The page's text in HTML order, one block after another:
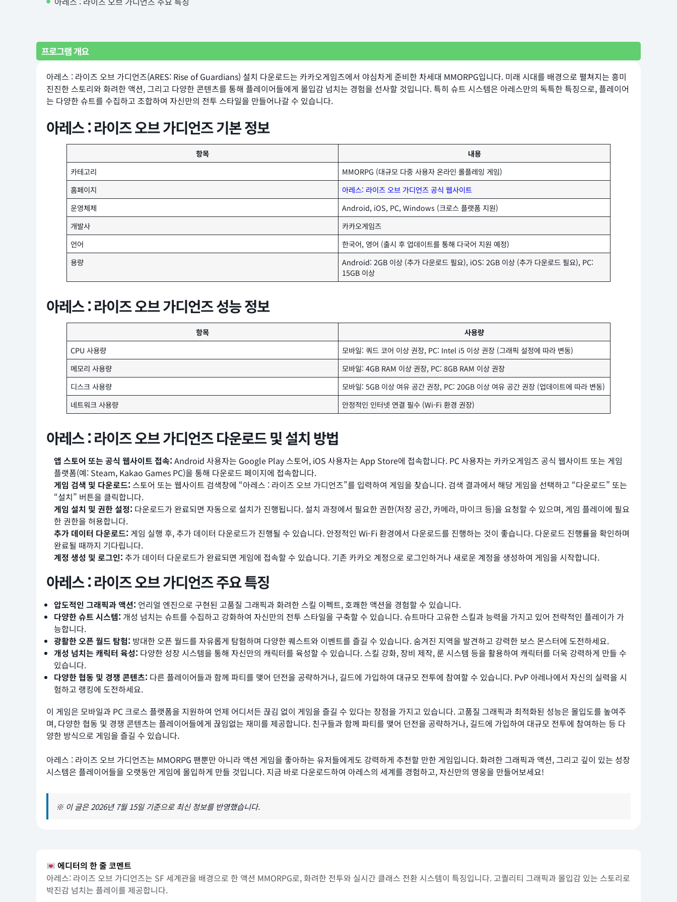
프로그램 개요
아레스 : 라이즈 오브 가디언즈(ARES: Rise of Guardians) 설치 다운로드는 카카오게임즈에서 야심차게 준비한 차세대 MMORPG입니다. 미래 시대를 배경으로 펼쳐지는 흥미
진진한 스토리와 화려한 액션, 그리고 다양한 콘텐츠를 통해 플레이어들에게 몰입감 넘치는 경험을 선사할 것입니다. 특히 슈트 시스템은 아레스만의 독특한 특징으로, 플레이어
는 다양한 슈트를 수집하고 조합하여 자신만의 전투 스타일을 만들어나갈 수 있습니다.
아레스 : 라이즈 오브 가디언즈 기본 정보
항목
내용
카테고리
MMORPG (대규모 다중 사용자 온라인 롤플레잉 게임)
홈페이지
아레스: 라이즈 오브 가디언즈 공식 웹사이트
운영체제
Android, iOS, PC, Windows (크로스 플랫폼 지원)
개발사
카카오게임즈
언어
한국어, 영어 (출시 후 업데이트를 통해 다국어 지원 예정)
용량
Android: 2GB 이상 (추가 다운로드 필요), iOS: 2GB 이상 (추가 다운로드 필요), PC:
15GB 이상
아레스 : 라이즈 오브 가디언즈 성능 정보
항목
사용량
CPU 사용량
모바일: 쿼드 코어 이상 권장, PC: Intel i5 이상 권장 (그래픽 설정에 따라 변동)
메모리 사용량
모바일: 4GB RAM 이상 권장, PC: 8GB RAM 이상 권장
디스크 사용량
모바일: 5GB 이상 여유 공간 권장, PC: 20GB 이상 여유 공간 권장 (업데이트에 따라 변동)
네트워크 사용량
안정적인 인터넷 연결 필수 (Wi-Fi 환경 권장)
아레스 : 라이즈 오브 가디언즈 다운로드 및 설치 방법
앱 스토어 또는 공식 웹사이트 접속: Android 사용자는 Google Play 스토어, iOS 사용자는 App Store에 접속합니다. PC 사용자는 카카오게임즈 공식 웹사이트 또는 게임
플랫폼(예: Steam, Kakao Games PC)을 통해 다운로드 페이지에 접속합니다.
게임 검색 및 다운로드: 스토어 또는 웹사이트 검색창에 “아레스 : 라이즈 오브 가디언즈”를 입력하여 게임을 찾습니다. 검색 결과에서 해당 게임을 선택하고 “다운로드” 또는
“설치” 버튼을 클릭합니다.
게임 설치 및 권한 설정: 다운로드가 완료되면 자동으로 설치가 진행됩니다. 설치 과정에서 필요한 권한(저장 공간, 카메라, 마이크 등)을 요청할 수 있으며, 게임 플레이에 필요
한 권한을 허용합니다.
추가 데이터 다운로드: 게임 실행 후, 추가 데이터 다운로드가 진행될 수 있습니다. 안정적인 Wi-Fi 환경에서 다운로드를 진행하는 것이 좋습니다. 다운로드 진행률을 확인하며
완료될 때까지 기다립니다.
계정 생성 및 로그인: 추가 데이터 다운로드가 완료되면 게임에 접속할 수 있습니다. 기존 카카오 계정으로 로그인하거나 새로운 계정을 생성하여 게임을 시작합니다.
아레스 : 라이즈 오브 가디언즈 주요 특징
압도적인 그래픽과 액션: 언리얼 엔진으로 구현된 고품질 그래픽과 화려한 스킬 이펙트, 호쾌한 액션을 경험할 수 있습니다.
다양한 슈트 시스템: 개성 넘치는 슈트를 수집하고 강화하여 자신만의 전투 스타일을 구축할 수 있습니다. 슈트마다 고유한 스킬과 능력을 가지고 있어 전략적인 플레이가 가
능합니다.
광활한 오픈 월드 탐험: 방대한 오픈 월드를 자유롭게 탐험하며 다양한 퀘스트와 이벤트를 즐길 수 있습니다. 숨겨진 지역을 발견하고 강력한 보스 몬스터에 도전하세요.
개성 넘치는 캐릭터 육성: 다양한 성장 시스템을 통해 자신만의 캐릭터를 육성할 수 있습니다. 스킬 강화, 장비 제작, 룬 시스템 등을 활용하여 캐릭터를 더욱 강력하게 만들 수
있습니다.
다양한 협동 및 경쟁 콘텐츠: 다른 플레이어들과 함께 파티를 맺어 던전을 공략하거나, 길드에 가입하여 대규모 전투에 참여할 수 있습니다. PvP 아레나에서 자신의 실력을 시
험하고 랭킹에 도전하세요.
이 게임은 모바일과 PC 크로스 플랫폼을 지원하여 언제 어디서든 끊김 없이 게임을 즐길 수 있다는 장점을 가지고 있습니다. 고품질 그래픽과 최적화된 성능은 몰입도를 높여주
며, 다양한 협동 및 경쟁 콘텐츠는 플레이어들에게 끊임없는 재미를 제공합니다. 친구들과 함께 파티를 맺어 던전을 공략하거나, 길드에 가입하여 대규모 전투에 참여하는 등 다
양한 방식으로 게임을 즐길 수 있습니다.
아레스 : 라이즈 오브 가디언즈는 MMORPG 팬뿐만 아니라 액션 게임을 좋아하는 유저들에게도 강력하게 추천할 만한 게임입니다. 화려한 그래픽과 액션, 그리고 깊이 있는 성장
시스템은 플레이어들을 오랫동안 게임에 몰입하게 만들 것입니다. 지금 바로 다운로드하여 아레스의 세계를 경험하고, 자신만의 영웅을 만들어보세요!
※ 이 글은 2026년 7월 15일 기준으로 최신 정보를 반영했습니다.
에디터의 한 줄 코멘트
아레스: 라이즈 오브 가디언즈는 SF 세계관을 배경으로 한 액션 MMORPG로, 화려한 전투와 실시간 클래스 전환 시스템이 특징입니다. 고퀄리티 그래픽과 몰입감 있는 스토리로
박진감 넘치는 플레이를 제공합니다.